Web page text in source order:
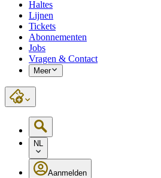
Haltes
Lijnen
Tickets
Abonnementen
Jobs
Vragen & Contact
Meer
NL
Aanmelden